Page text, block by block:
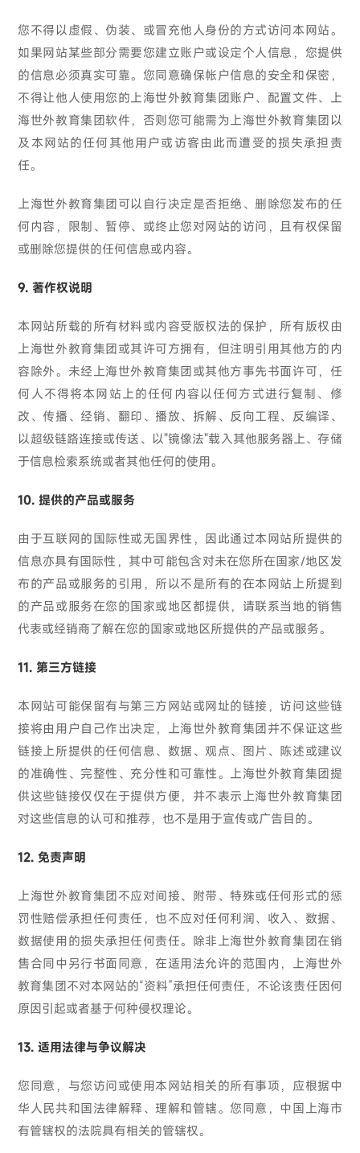
您不得以虚假、伪装、或冒充他人身份的方式访问本网站。
如果网站某些部分需要您建立账户或设定个人信息，您提供
的信息必须真实可靠。您同意确保帐户信息的安全和保密，
不得让他人使用您的上海世外教育集团账户、配置文件、上
海世外教育集团软件，否则您可能需为上海世外教育集团以
及本网站的任何其他用户或访客由此而遭受的损失承担责
任。
上海世外教育集团可以自行决定是否拒绝、删除您发布的任
何内容，限制、暂停、或终止您对网站的访问，且有权保留
或删除您提供的任何信息或内容。
9. 著作权说明
本网站所载的所有材料或内容受版权法的保护，所有版权由
上海世外教育集团或其许可方拥有，但注明引用其他方的内
容除外。未经上海世外教育集团或其他方事先书面许可，任
何人不得将本网站上的任何内容以任何方式进行复制、修
改、传播、经销、翻印、播放、拆解、反向工程、反编译、
以超级链路连接或传送、以"镜像法"载入其他服务器上、存储
于信息检索系统或者其他任何的使用。
10. 提供的产品或服务
由于互联网的国际性或无国界性，因此通过本网站所提供的
信息亦具有国际性，其中可能包含对未在您所在国家/地区发
布的产品或服务的引用，所以不是所有的在本网站上所提到
的产品或服务在您的国家或地区都提供，请联系当地的销售
代表或经销商了解在您的国家或地区所提供的产品或服务。
11. 第三方链接
本网站可能保留有与第三方网站或网址的链接，访问这些链
接将由用户自己作出决定，上海世外教育集团并不保证这些
链接上所提供的任何信息、数据、观点、图片、陈述或建议
的准确性、完整性、充分性和可靠性。上海世外教育集团提
供这些链接仅仅在于提供方便，并不表示上海世外教育集团
对这些信息的认可和推荐，也不是用于宣传或广告目的。
12. 免责声明
上海世外教育集团不应对间接、附带、特殊或任何形式的惩
罚性赔偿承担任何责任，也不应对任何利润、收入、数据、
数据使用的损失承担任何责任。除非上海世外教育集团在销
售合同中另行书面同意，在适用法允许的范围内，上海世外
教育集团不对本网站的“资料”承担任何责任，不论该责任因何
原因引起或者基于何种侵权理论。
13. 适用法律与争议解决
您同意，与您访问或使用本网站相关的所有事项，应根据中
华人民共和国法律解释、理解和管辖。您同意，中国上海市
有管辖权的法院具有相关的管辖权。